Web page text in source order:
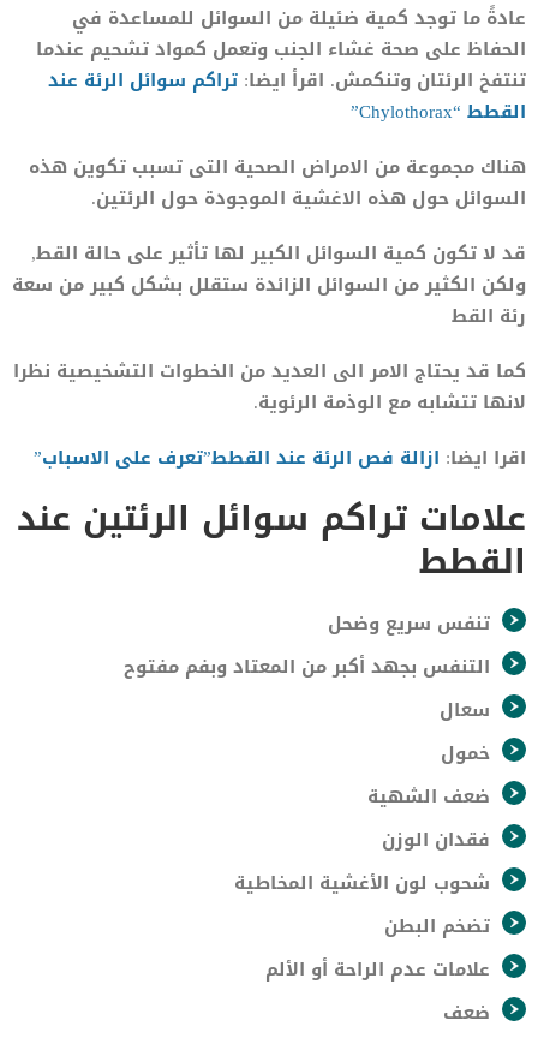
عادةً ما توجد كمية ضئيلة من السوائل للمساعدة في
الحفاظ على صحة غشاء الجنب وتعمل كمواد تشحيم عندما
تنتفخ الرئتان وتنكمش. اقرأ ايضا: تراكم سوائل الرئة عند
القطط “Chylothorax”
هناك مجموعة من الامراض الصحية التى تسبب تكوين هذه
السوائل حول هذه الاغشية الموجودة حول الرئتين.
قد لا تكون كمية السوائل الكبير لها تأثير على حالة القط,
ولكن الكثير من السوائل الزائدة ستقلل بشكل كبير من سعة
رئة القط
كما قد يحتاج الامر الى العديد من الخطوات التشخيصية نظرا
لانها تتشابه مع الوذمة الرئوية.
اقرا ايضا: ازالة فص الرئة عند القطط”تعرف على الاسباب”
علامات تراكم سوائل الرئتين عند
القطط
تنفس سريع وضحل
التنفس بجهد أكبر من المعتاد وبفم مفتوح
سعال
خمول
ضعف الشهية
فقدان الوزن
شحوب لون الأغشية المخاطية
تضخم البطن
علامات عدم الراحة أو الألم
ضعف